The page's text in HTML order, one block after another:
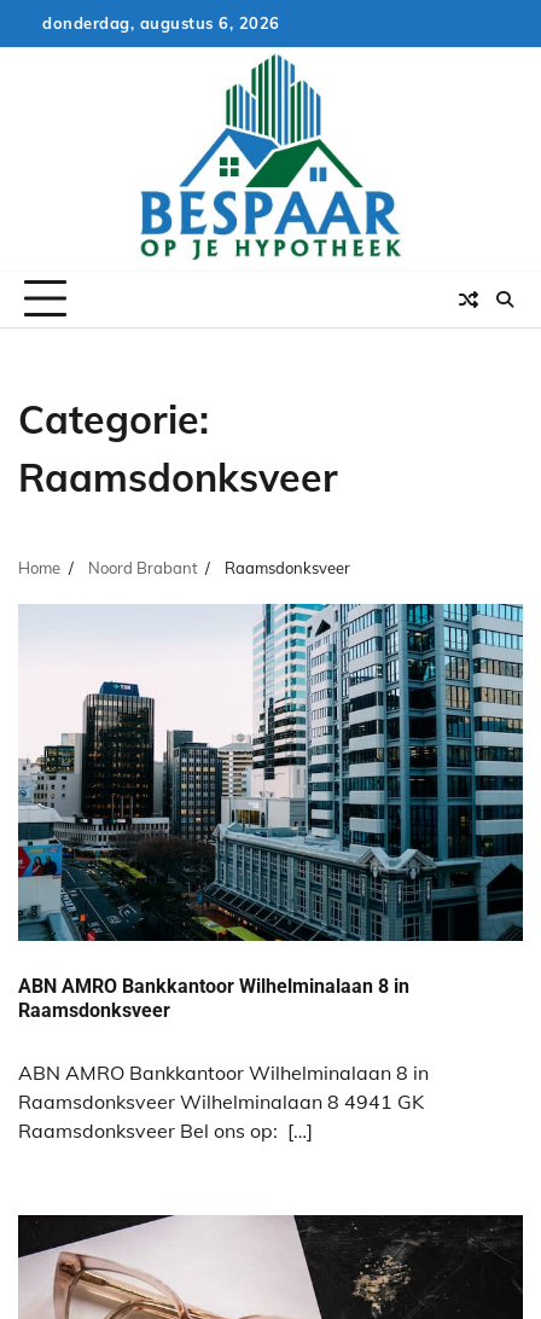
to
donderdag, augustus 6, 2026
Categorie:
Raamsdonksveer
Home Noord Brabant Raamsdonksveer
ABN AMRO Bankkantoor Wilhelminalaan 8 in
Raamsdonksveer
ABN AMRO Bankkantoor Wilhelminalaan 8 in
Raamsdonksveer Wilhelminalaan 8 4941 GK
Raamsdonksveer Bel ons op: […]